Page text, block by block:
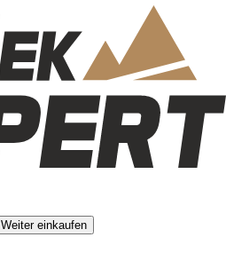
Weiter einkaufen